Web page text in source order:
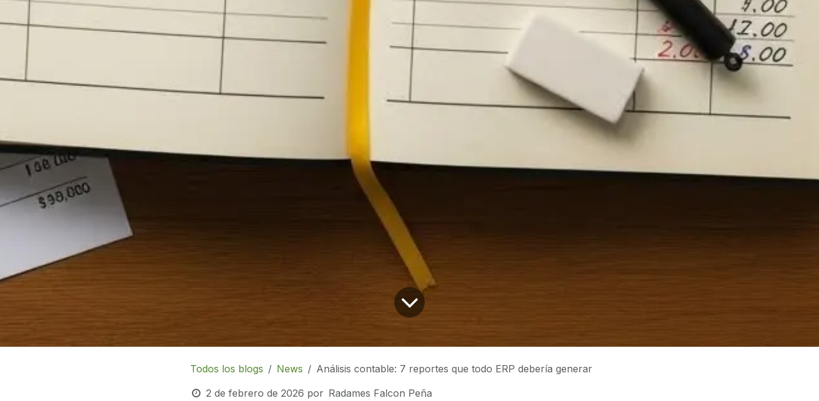
Todos los blogs News
Análisis contable: 7 reportes que todo ERP debería generar
2 de febrero de 2026 por Radames Falcon Peña